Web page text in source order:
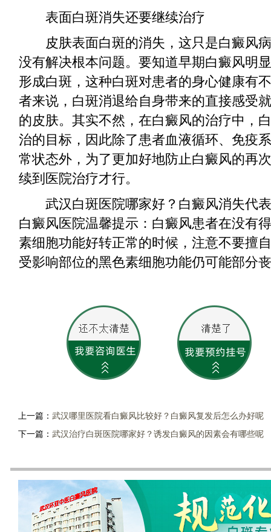
表面白斑消失还要继续治疗
皮肤表面白斑的消失，这只是白癜风病
没有解决根本问题。要知道早期白癜风明
形成白斑，这种白斑对患者的身心健康有
者来说，白斑消退给自身带来的直接感受
的皮肤。其实不然，在白癜风的治疗中，
治的目标，因此除了患者血液循环、免疫
常状态外，为了更加好地防止白癜风的再
续到医院治疗才行。
武汉白斑医院哪家好？白癜风消失代表
白癜风医院温馨提示：白癜风患者在没有
素细胞功能好转正常的时候，注意不要擅
受影响部位的黑色素细胞功能仍可能部分
上一篇： 武汉哪里医院看白癜风比较好？白癜风复发后怎么办好呢
下一篇： 武汉治疗白斑医院哪家好？诱发白癜风的因素会有哪些呢